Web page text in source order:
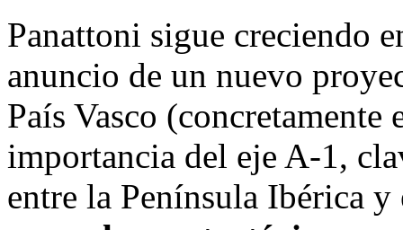
Panattoni sigue creciendo
anuncio de un nuevo
País Vasco
importancia del eje A-1,
entre la Península Ibérica y